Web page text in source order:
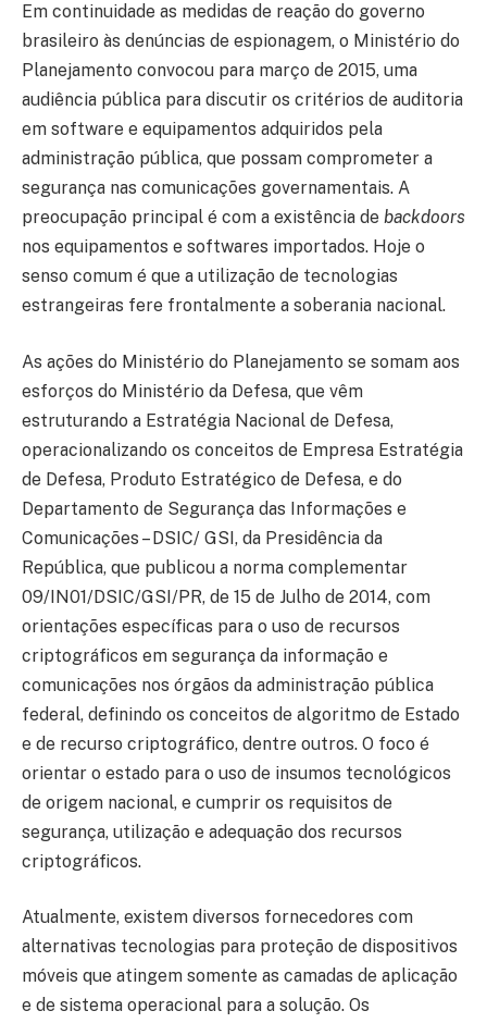
Em continuidade as medidas de reação do governo
brasileiro às denúncias de espionagem, o Ministério do
Planejamento convocou para março de 2015, uma
audiência pública para discutir os critérios de auditoria
em software e equipamentos adquiridos pela
administração pública, que possam comprometer a
segurança nas comunicações governamentais. A
preocupação principal é com a existência de backdoors
nos equipamentos e softwares importados. Hoje o
senso comum é que a utilização de tecnologias
estrangeiras fere frontalmente a soberania nacional.
As ações do Ministério do Planejamento se somam aos
esforços do Ministério da Defesa, que vêm
estruturando a Estratégia Nacional de Defesa,
operacionalizando os conceitos de Empresa Estratégia
de Defesa, Produto Estratégico de Defesa, e do
Departamento de Segurança das Informações e
Comunicações – DSIC/ GSI, da Presidência da
República, que publicou a norma complementar
09/IN01/DSIC/GSI/PR, de 15 de Julho de 2014, com
orientações específicas para o uso de recursos
criptográficos em segurança da informação e
comunicações nos órgãos da administração pública
federal, definindo os conceitos de algoritmo de Estado
e de recurso criptográfico, dentre outros. O foco é
orientar o estado para o uso de insumos tecnológicos
de origem nacional, e cumprir os requisitos de
segurança, utilização e adequação dos recursos
criptográficos.
Atualmente, existem diversos fornecedores com
alternativas tecnologias para proteção de dispositivos
móveis que atingem somente as camadas de aplicação
e de sistema operacional para a solução. Os